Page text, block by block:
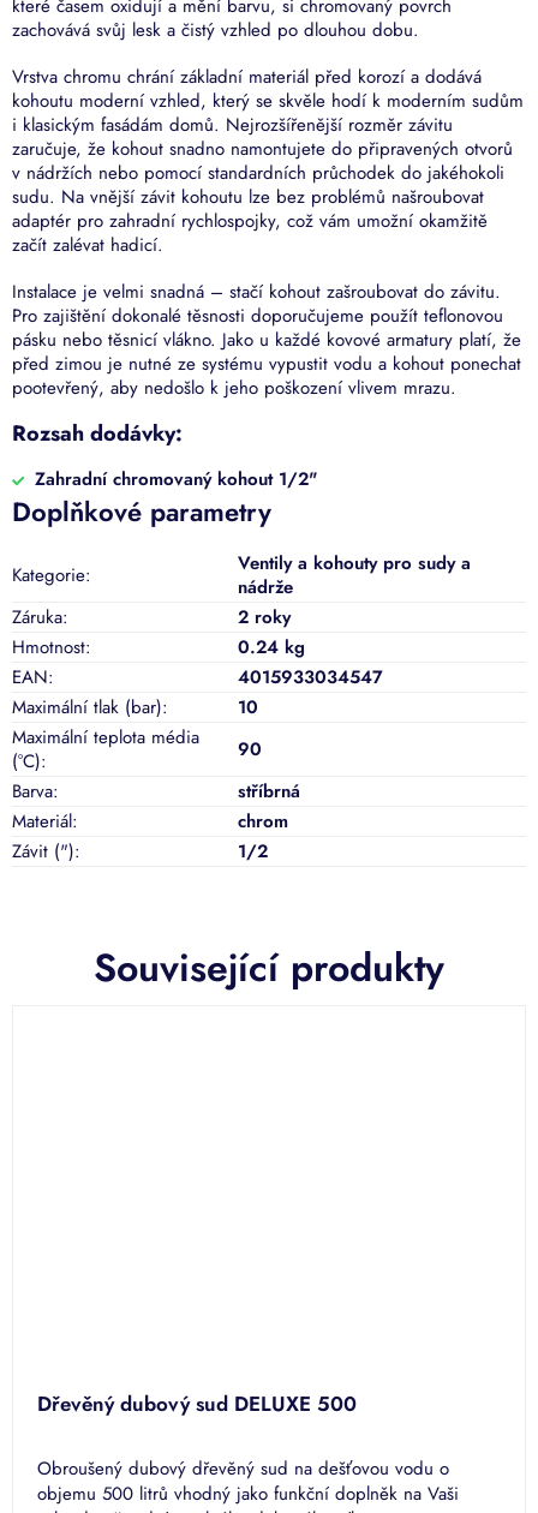
Související produkty
Dřevěný dubový sud DELUXE 500
Obroušený dubový dřevěný sud na dešťovou vodu o
objemu 500 litrů vhodný jako funkční doplněk na Vaši
které časem oxidují a mění barvu, si chromovaný povrch
zachovává svůj lesk a čistý vzhled po dlouhou dobu.
Vrstva chromu chrání základní materiál před korozí a dodává
kohoutu moderní vzhled, který se skvěle hodí k moderním sudům
i klasickým fasádám domů. Nejrozšířenější rozměr závitu
zaručuje, že kohout snadno namontujete do připravených otvorů
v nádržích nebo pomocí standardních průchodek do jakéhokoli
sudu. Na vnější závit kohoutu lze bez problémů našroubovat
adaptér pro zahradní rychlospojky, což vám umožní okamžitě
začít zalévat hadicí.
Instalace je velmi snadná – stačí kohout zašroubovat do závitu.
Pro zajištění dokonalé těsnosti doporučujeme použít teflonovou
pásku nebo těsnicí vlákno. Jako u každé kovové armatury platí, že
před zimou je nutné ze systému vypustit vodu a kohout ponechat
pootevřený, aby nedošlo k jeho poškození vlivem mrazu.
Rozsah dodávky:
Zahradní chromovaný kohout 1/2"
Doplňkové parametry
Kategorie:
Ventily a kohouty pro sudy a
nádrže
Záruka:
2 roky
Hmotnost:
0.24 kg
EAN:
4015933034547
Maximální tlak (bar):
10
Maximální teplota média
(°C):
90
Barva:
stříbrná
Materiál:
chrom
Závit ("): 1/2